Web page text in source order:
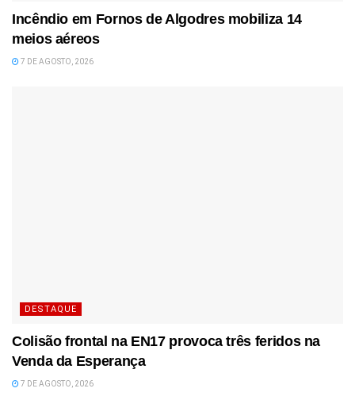
Incêndio em Fornos de Algodres mobiliza 14
meios aéreos
7 DE AGOSTO, 2026
DESTAQUE
Colisão frontal na EN17 provoca três feridos na
Venda da Esperança
7 DE AGOSTO, 2026